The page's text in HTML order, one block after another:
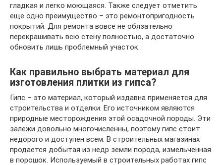
гладкая и легко моющаяся. Также следует отметить
еще одно преимущество – это ремонтопригодность
покрытий. Для ремонта вовсе не обязательно
перекрашивать всю стену полностью, а достаточно
обновить лишь проблемный участок.
Как правильно выбрать материал для
изготовления плитки из гипса?
Гипс – это материал, который издавна применяется для
строительства и отделки. Его источником являются
природные месторождения этой осадочной породы. Эти
залежи довольно многочисленны, поэтому гипс стоит
недорого и доступен всем. В строительных магазинах
продается добытая из недр земли порода, измельченная
в порошок. Используемый в строительных работах гипс